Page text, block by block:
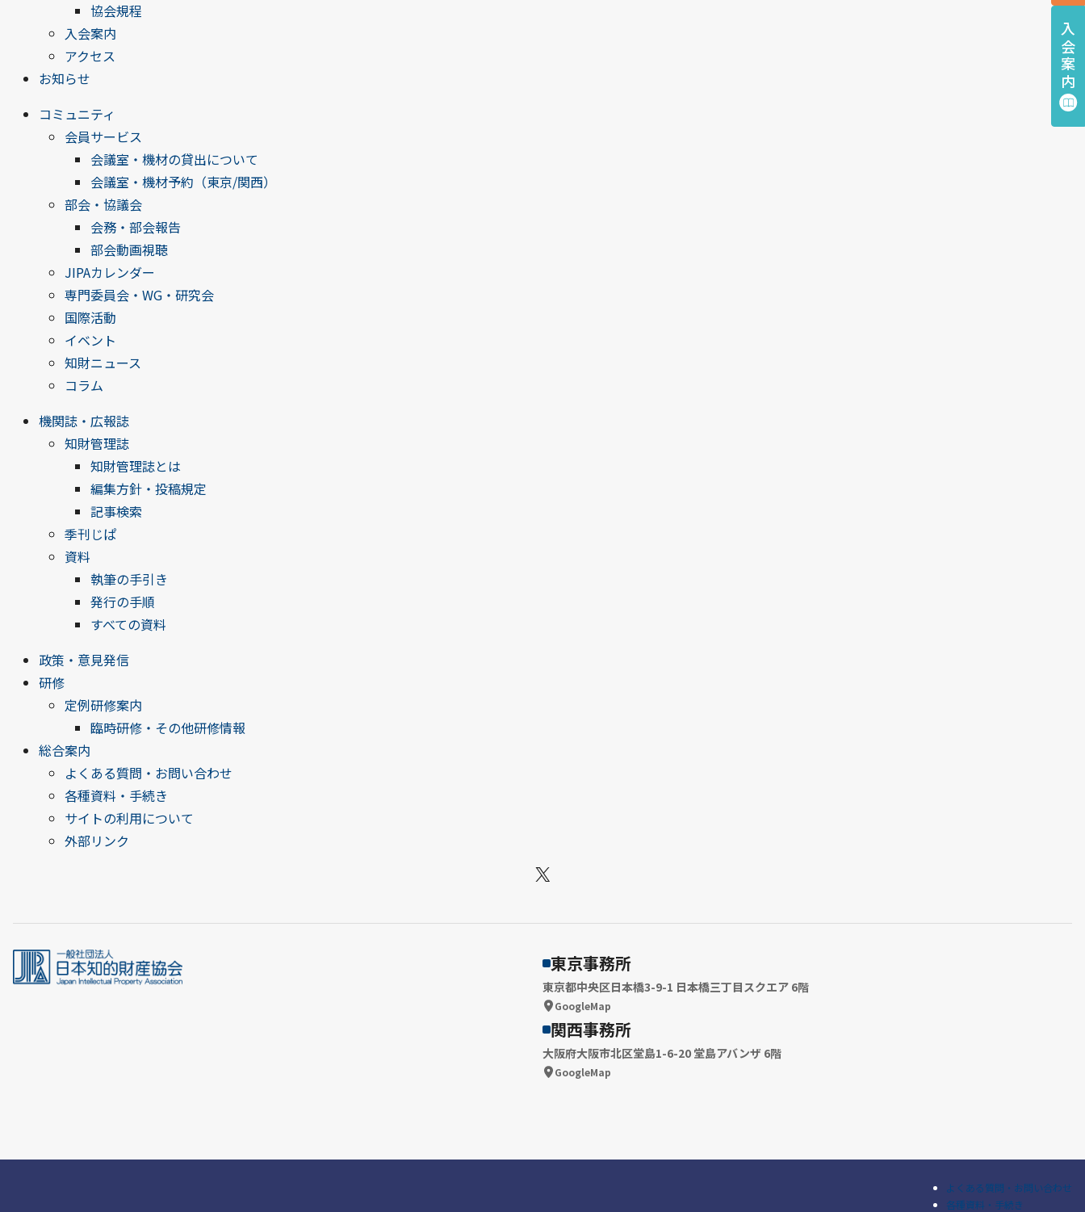
入会案内
協会規程
入会案内
アクセス
お知らせ
コミュニティ
会員サービス
会議室・機材の貸出について
会議室・機材予約（東京/関西）
部会・協議会
会務・部会報告
部会動画視聴
JIPAカレンダー
専門委員会・WG・研究会
国際活動
イベント
知財ニュース
コラム
機関誌・広報誌
知財管理誌
知財管理誌とは
編集方針・投稿規定
記事検索
季刊じぱ
資料
執筆の手引き
発行の手順
すべての資料
政策・意見発信
研修
定例研修案内
臨時研修・その他研修情報
総合案内
よくある質問・お問い合わせ
各種資料・手続き
サイトの利用について
外部リンク
X
東京事務所
東京都中央区日本橋3-9-1 日本橋三丁目スクエア 6階
GoogleMap
関西事務所
大阪府大阪市北区堂島1-6-20 堂島アバンザ 6階
GoogleMap
よくある質問・お問い合わせ
各種資料・手続き